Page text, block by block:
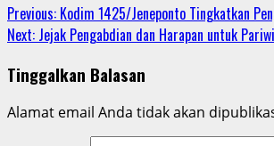
Continue
Reading
Previous: Kodim 1425/Jeneponto Tingkatkan
Next: Jejak Pengabdian dan Harapan untuk
Tinggalkan Balasan
Alamat email Anda tidak akan